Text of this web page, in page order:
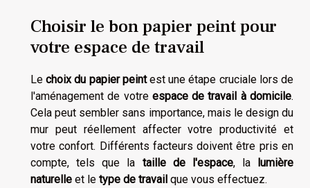
Choisir le bon papier peint pour
votre espace de travail
Lechoix du papier peintest une étape cruciale lors de
l'aménagement de votre espace de travail à domicile.
Cela peut sembler sans importance, mais le design du
mur peut réellement affecter votre productivité et
votre confort. Différents facteurs doivent être pris en
compte, tels que la taille de l'espace, la lumière
naturelle et le type de travail que vous effectuez.